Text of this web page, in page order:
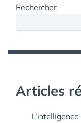
Rechercher
Articles